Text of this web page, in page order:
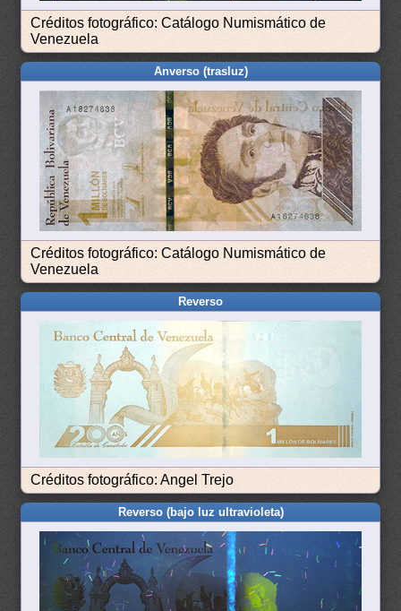
Créditos fotográfico: Catálogo Numismático de
Venezuela
Anverso (trasluz)
Créditos fotográfico: Catálogo Numismático de
Venezuela
Reverso
Créditos fotográfico: Angel Trejo
Reverso (bajo luz ultravioleta)